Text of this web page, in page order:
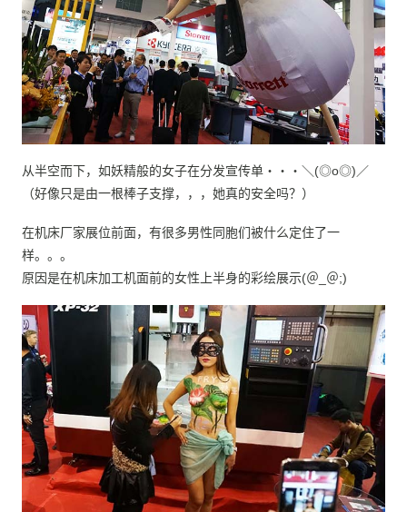
从半空而下，如妖精般的女子在分发宣传单・・・＼(◎o◎)／
（好像只是由一根棒子支撑，，，她真的安全吗？）
在机床厂家展位前面，有很多男性同胞们被什么定住了一
样。。。
原因是在机床加工机面前的女性上半身的彩绘展示(＠_＠;)